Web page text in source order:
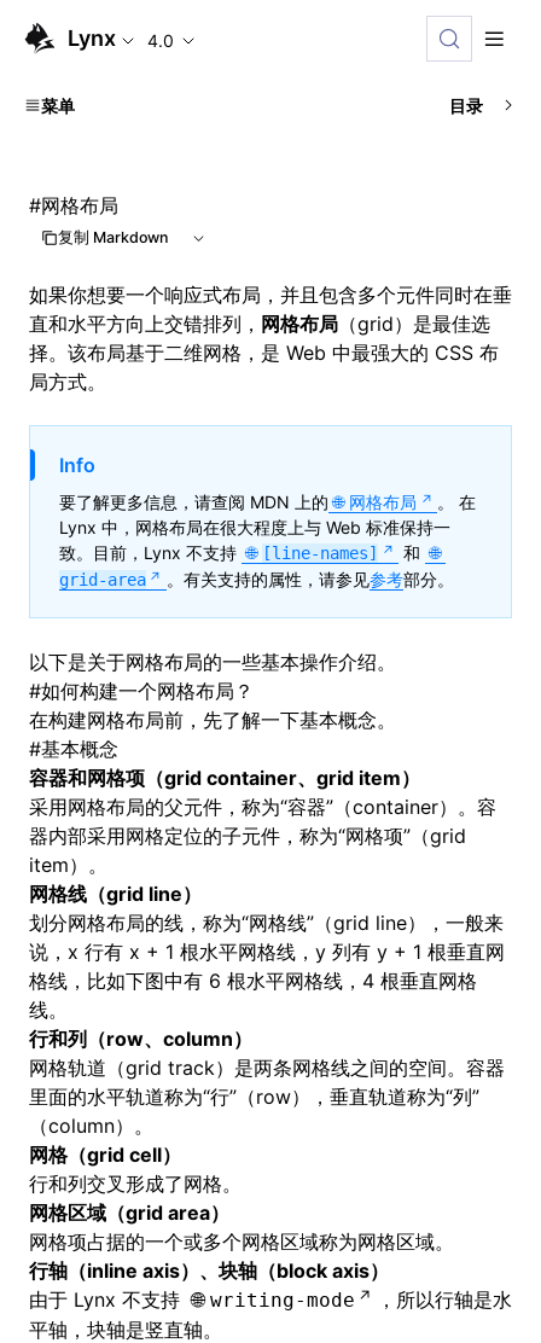
Lynx 4.0
菜单 目录
#网格布局
复制 Markdown
如果你想要一个响应式布局，并且包含多个元件同时在垂
直和水平方向上交错排列， 网格布局 （grid）是最佳选
择。该布局基于二维网格，是 Web 中最强大的 CSS 布
局方式。
Info
要了解更多信息，请查阅 MDN 上的 网格布局
。 在
Lynx 中，网格布局在很大程度上与 Web 标准保持一
致。目前，Lynx 不支持
[line-names] 和
grid-area 。有关支持的属性，请参见参考部分。
以下是关于网格布局的一些基本操作介绍。
#如何构建一个网格布局？
在构建网格布局前，先了解一下基本概念。
#基本概念
容器和网格项（grid container、grid item）
采用网格布局的父元件，称为“容器”（container）。容
器内部采用网格定位的子元件，称为“网格项”（grid
item）。
网格线（grid line）
划分网格布局的线，称为“网格线”（grid line），一般来
说，x 行有 x + 1 根水平网格线，y 列有 y + 1 根垂直网
格线，比如下图中有 6 根水平网格线，4 根垂直网格
线。
行和列（row、column）
网格轨道（grid track）是两条网格线之间的空间。容器
里面的水平轨道称为“行”（row），垂直轨道称为“列”
（column）。
网格（grid cell）
行和列交叉形成了网格。
网格区域（grid area）
网格项占据的一个或多个网格区域称为网格区域。
行轴（inline axis）、块轴（block axis）
由于 Lynx 不支持
writing-mode
，所以行轴是水
平轴，块轴是竖直轴。